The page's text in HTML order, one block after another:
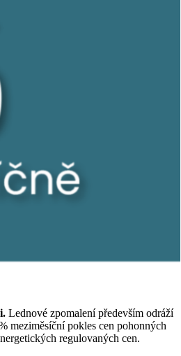
Lednové zpomalení především odráží
meziměsíční pokles cen pohonných
regulovaných cen.